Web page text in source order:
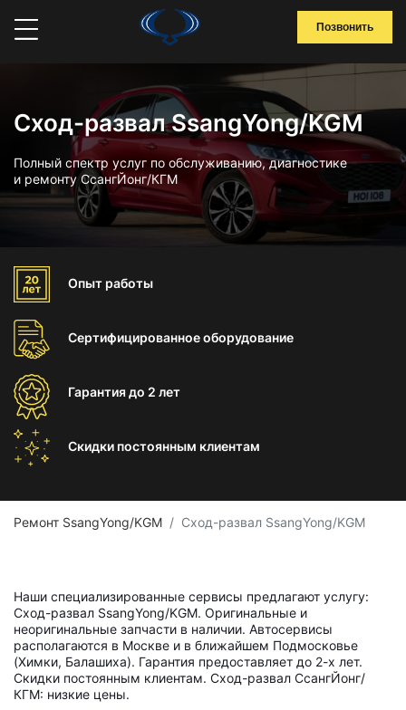
Позвонить
Сход-развал SsangYong/KGM
Полный спектр услуг по обслуживанию, диагностике
и ремонту СсангЙонг/КГМ
Опыт работы
Сертифицированноеоборудование
Гарантиядо 2 лет
Скидки постоянным клиентам
Ремонт SsangYong/KGM Сход-развал SsangYong/KGM
Наши специализированные сервисы предлагают услугу:
Сход-развал SsangYong/KGM. Оригинальные и
неоригинальные запчасти в наличии. Автосервисы
располагаются в Москве и в ближайшем Подмосковье
(Химки, Балашиха). Гарантия предоставляет до 2-х лет.
Скидки постоянным клиентам. Сход-развал СсангЙонг/
КГМ: низкие цены.